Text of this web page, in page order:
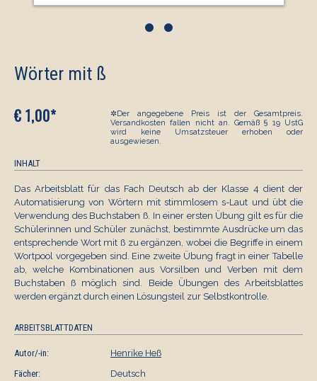
••
Wörter mit ß
€ 1,00*
✲Der angegebene Preis ist der Gesamtpreis.
Versandkosten fallen nicht an. Gemäß § 19 UstG
wird keine Umsatzsteuer erhoben oder
ausgewiesen.
INHALT
Das Arbeitsblatt für das Fach Deutsch ab der Klasse 4 dient der
Automatisierung von Wörtern mit stimmlosem s-Laut und übt die
Verwendung des Buchstaben ß. In einer ersten Übung gilt es für die
Schülerinnen und Schüler zunächst, bestimmte Ausdrücke um das
entsprechende Wort mit ß zu ergänzen, wobei die Begriffe in einem
Wortpool vorgegeben sind. Eine zweite Übung fragt in einer Tabelle
ab, welche Kombinationen aus Vorsilben und Verben mit dem
Buchstaben ß möglich sind. Beide Übungen des Arbeitsblattes
werden ergänzt durch einen Lösungsteil zur Selbstkontrolle.
ARBEITSBLATTDATEN
Autor/-in:
Henrike Heß
Fächer:
Deutsch